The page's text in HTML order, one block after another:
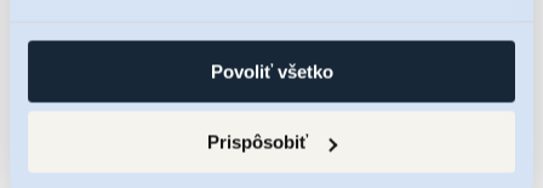
Povoliť všetko
Prispôsobiť
Financovanie